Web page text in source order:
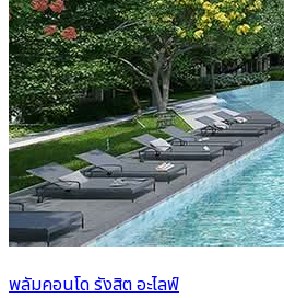
พลัมคอนโด รังสิต อะไลฟ์